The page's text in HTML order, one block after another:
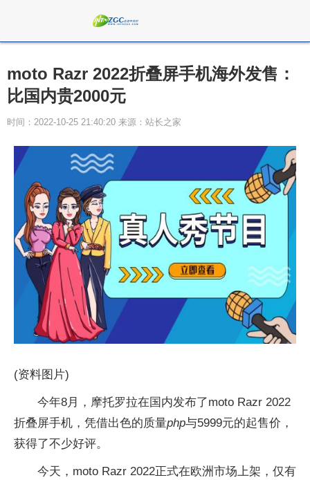
moto Razr 2022折叠屏手机海外发售：
比国内贵2000元
时间：2022-10-25 21:40:20 来源：站长之家
(资料图片)
今年8月，摩托罗拉在国内发布了moto Razr 2022
折叠屏手机，凭借出色的质量php与5999元的起售价，
获得了不少好评。
今天，moto Razr 2022正式在欧洲市场上架，仅有